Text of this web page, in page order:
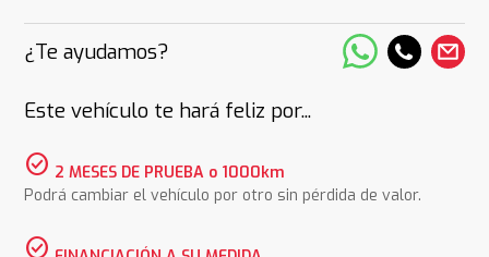
¿Te ayudamos?
Este vehículo te hará feliz por...
check_circle 2 MESES DE PRUEBA o 1000km
Podrá cambiar el vehículo por otro sin pérdida de valor.
check_circle